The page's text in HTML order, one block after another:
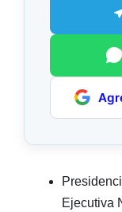
Ejecutiva